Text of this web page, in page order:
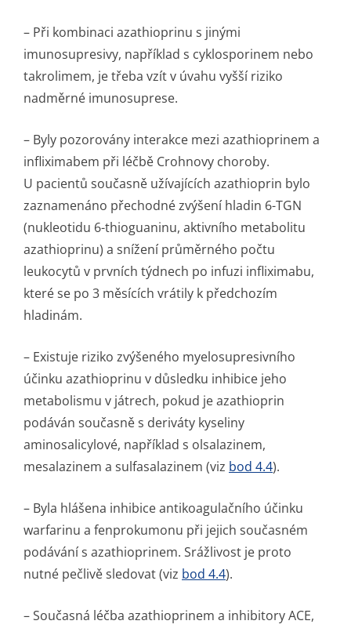
– Při kombinaci azathioprinu s jinými
imunosupresivy, například s cyklosporinem nebo
takrolimem, je třeba vzít v úvahu vyšší riziko
nadměrné imunosuprese.
– Byly pozorovány interakce mezi azathioprinem a
infliximabem při léčbě Crohnovy choroby.
U pacientů současně užívajících azathioprin bylo
zaznamenáno přechodné zvýšení hladin 6-TGN
(nukleotidu 6-thioguaninu, aktivního metabolitu
azathioprinu) a snížení průměrného počtu
leukocytů v prvních týdnech po infuzi infliximabu,
které se po 3 měsících vrátily k předchozím
hladinám.
– Existuje riziko zvýšeného myelosupresivního
účinku azathioprinu v důsledku inhibice jeho
metabolismu v játrech, pokud je azathioprin
podáván současně s deriváty kyseliny
aminosalicylové, například s olsalazinem,
mesalazinem a sulfasalazinem (viz bod 4.4).
– Byla hlášena inhibice antikoagulačního účinku
warfarinu a fenprokumonu při jejich současném
podávání s azathioprinem. Srážlivost je proto
nutné pečlivě sledovat (viz bod 4.4).
– Současná léčba azathioprinem a inhibitory ACE,